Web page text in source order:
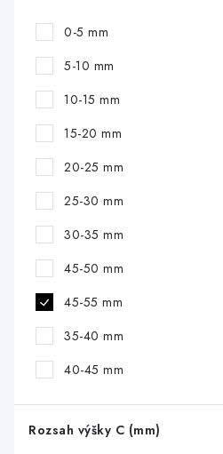
0-5 mm
5-10 mm
10-15 mm
15-20 mm
20-25 mm
25-30 mm
30-35 mm
45-50 mm
45-55 mm
35-40 mm
40-45 mm
Rozsah výšky C (mm)